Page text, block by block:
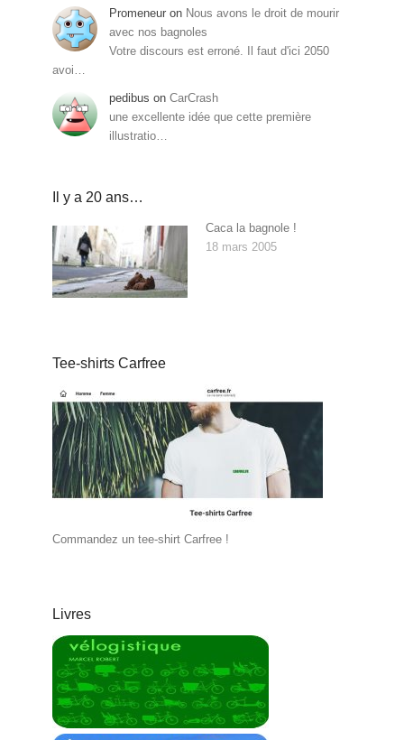
Promeneur on Nous avons le droit de mourir
avec nos bagnoles
Votre discours est erroné. Il faut d'ici 2050
avoi…
pedibus on CarCrash
une excellente idée que cette première
illustratio…
Il y a 20 ans…
Caca la bagnole !
18 mars 2005
Tee-shirts Carfree
Commandez un tee-shirt Carfree !
Livres